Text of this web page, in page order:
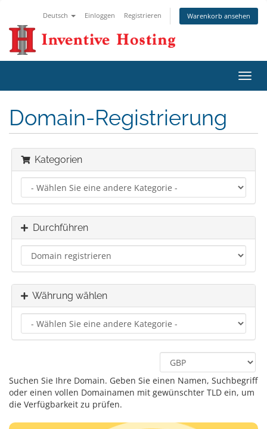
Deutsch Einloggen Registrieren Warenkorb ansehen
ein-/
Domain-Registrierung
Kategorien
Durchführen
Währung wählen
Suchen Sie Ihre Domain. Geben Sie einen Namen, Suchbegriff
oder einen vollen Domainamen mit gewünschter TLD ein, um
die Verfügbarkeit zu prüfen.